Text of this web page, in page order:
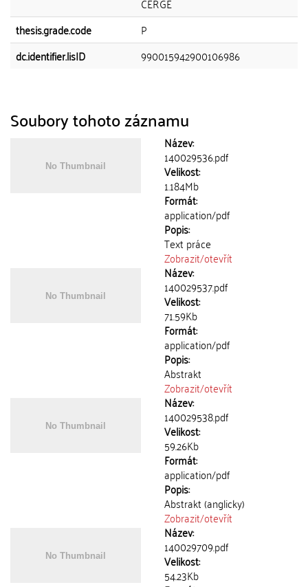
thesis.grade.code
P
dc.identifier.lisID
990015942900106986
Soubory tohoto záznamu
Název:
140029536.pdf
Velikost:
1.184Mb
Formát:
application/pdf
Popis:
Text práce
Zobrazit/otevřít
Název:
140029537.pdf
Velikost:
71.59Kb
Formát:
application/pdf
Popis:
Abstrakt
Zobrazit/otevřít
Název:
140029538.pdf
Velikost:
59.26Kb
Formát:
application/pdf
Popis:
Abstrakt (anglicky)
Zobrazit/otevřít
Název:
140029709.pdf
Velikost:
54.23Kb